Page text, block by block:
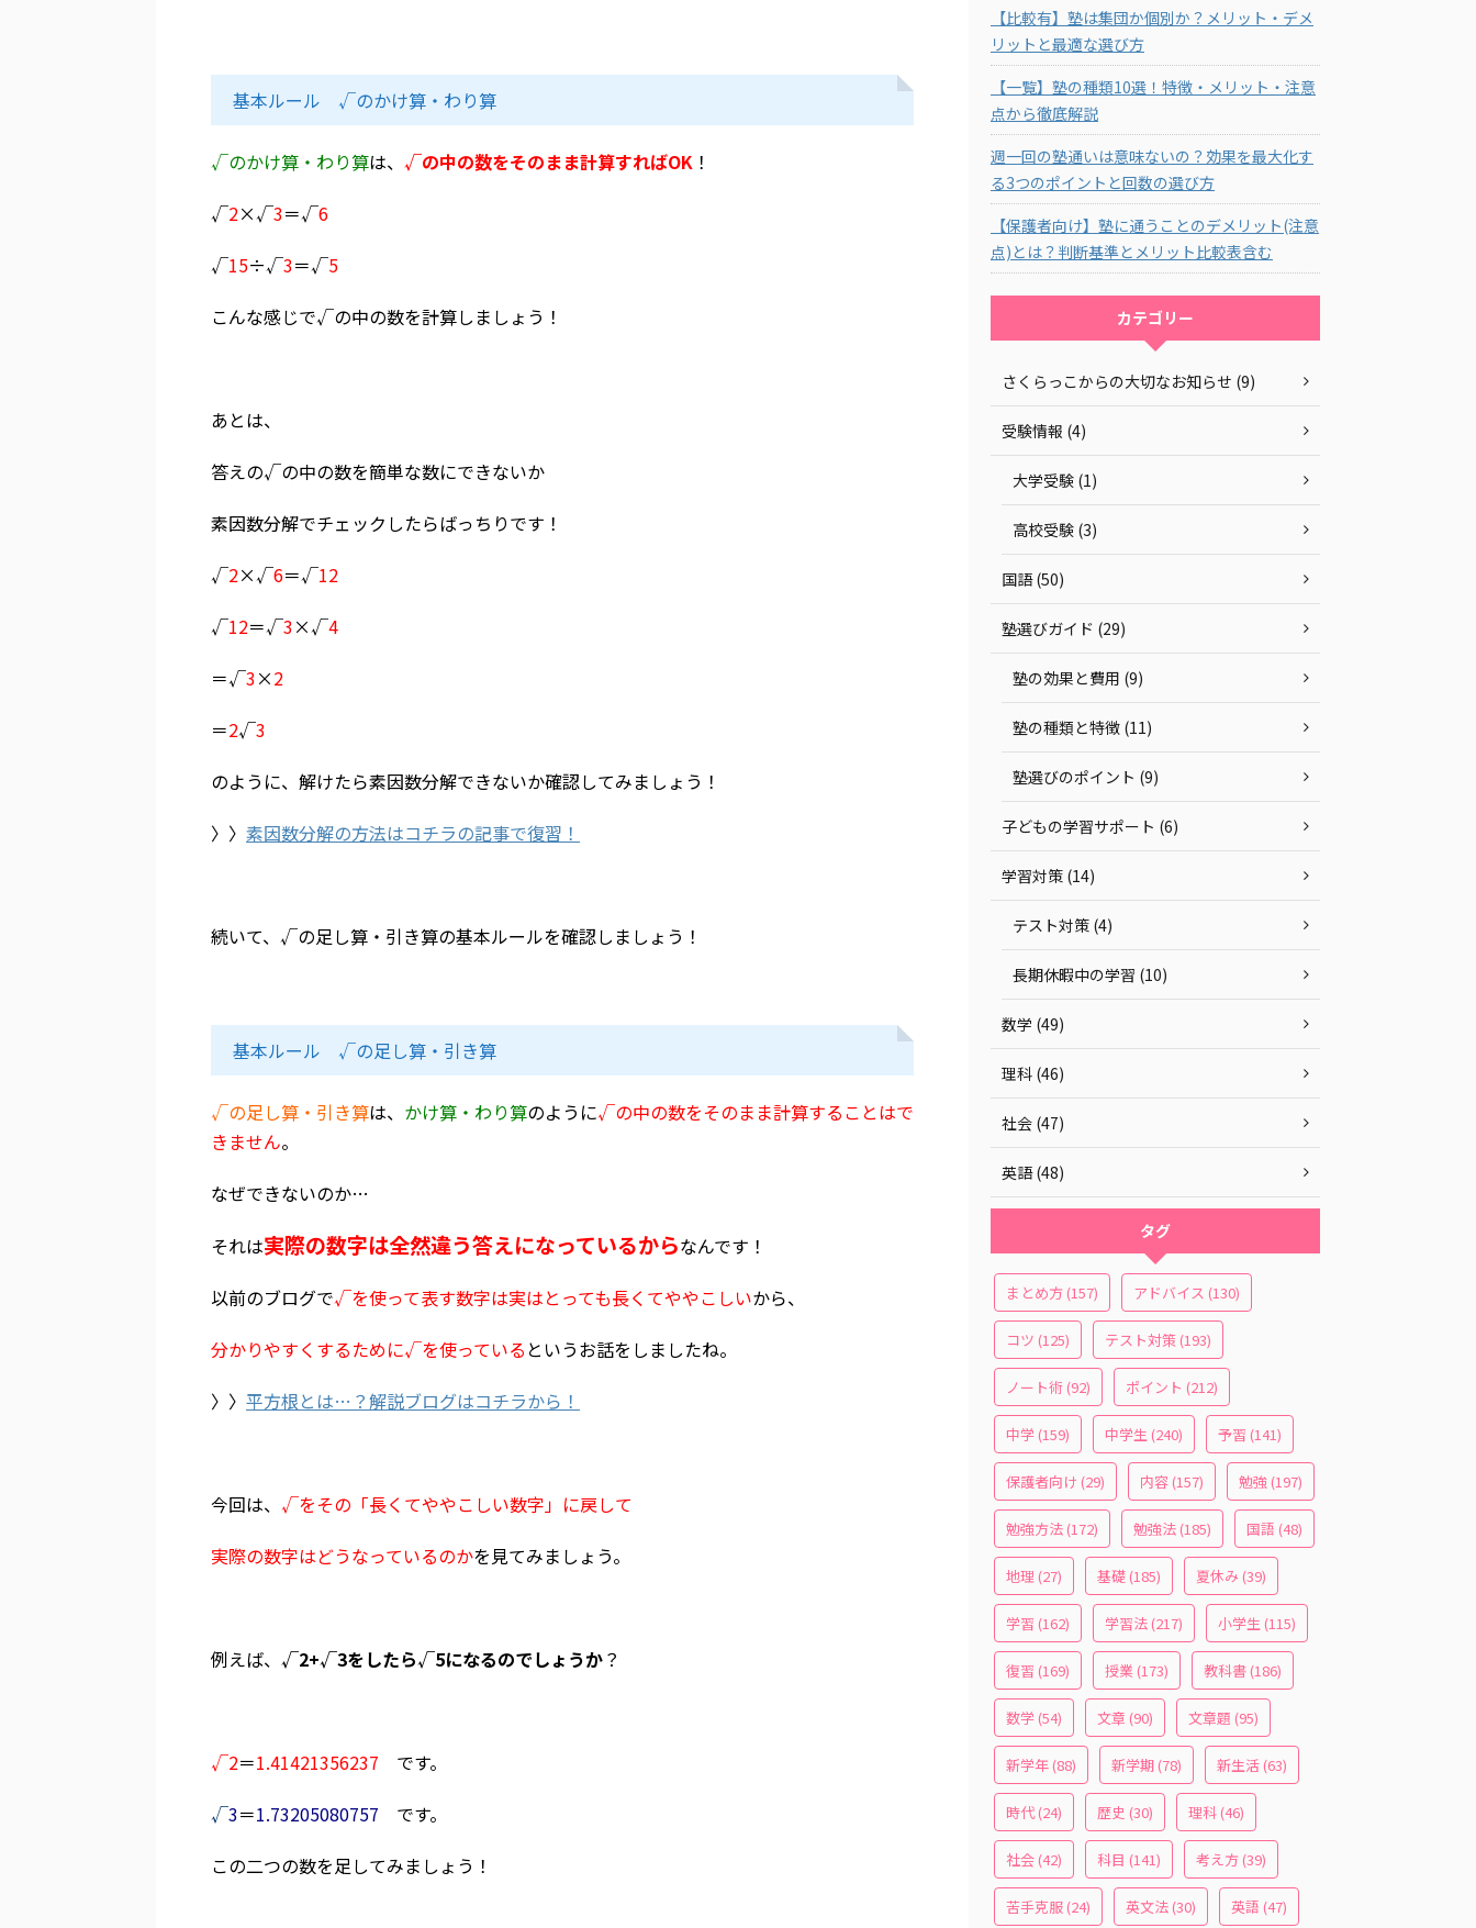
基本ルール √のかけ算・わり算
√のかけ算・わり算は、 √の中の数をそのまま計算すればOK ！
√2×√3＝√6
√15÷√3＝√5
こんな感じで√の中の数を計算しましょう！
あとは、
答えの√の中の数を簡単な数にできないか
素因数分解でチェックしたらばっちりです！
√2×√6＝√12
√12＝√3×√4
＝√3×2
＝2√3
のように、解けたら素因数分解できないか確認してみましょう！
〉〉 素因数分解の方法はコチラの記事で復習！
続いて、√の足し算・引き算の基本ルールを確認しましょう！
基本ルール √の足し算・引き算
√の足し算・引き算は、 かけ算・わり算のように√の中の数をそのまま計算することはで
きません。
なぜできないのか…
それは実際の数字は全然違う答えになっているからなんです！
以前のブログで√を使って表す数字は実はとっても長くてややこしいから、
分かりやすくするために√を使っている というお話をしましたね。
〉〉 平方根とは…？解説ブログはコチラから！
今回は、 √をその「長くてややこしい数字」に戻して
実際の数字はどうなっているのかを見てみましょう。
例えば、 √2+√3をしたら√5になるのでしょうか？
√2＝1.41421356237 です。
√3＝1.73205080757 です。
この二つの数を足してみましょう！
【比較有】塾は集団か個別か？メリット・デメ
リットと最適な選び方
【一覧】塾の種類10選！特徴・メリット・注意
点から徹底解説
週一回の塾通いは意味ないの？効果を最大化す
る3つのポイントと回数の選び方
【保護者向け】塾に通うことのデメリット(注意
点)とは？判断基準とメリット比較表含む
カテゴリー
さくらっこからの大切なお知らせ (9)
受験情報 (4)
大学受験 (1)
高校受験 (3)
国語 (50)
塾選びガイド (29)
塾の効果と費用 (9)
塾の種類と特徴 (11)
塾選びのポイント (9)
子どもの学習サポート (6)
学習対策 (14)
テスト対策 (4)
長期休暇中の学習 (10)
数学 (49)
理科 (46)
社会 (47)
英語 (48)
タグ
まとめ方(157) アドバイス (130)
コツ (125) テスト対策(193)
ノート術(92) ポイント (212)
中学(159) 中学生(240) 予習 (141)
保護者向け (29) 内容(157) 勉強(197)
勉強方法(172) 勉強法(185) 国語 (48)
地理(27) 基礎(185) 夏休み (39)
学習 (162) 学習法(217) 小学生(115)
復習 (169) 授業(173) 教科書(186)
数学(54) 文章 (90) 文章題 (95)
新学年(88) 新学期(78) 新生活(63)
時代(24) 歴史 (30) 理科(46)
社会(42) 科目 (141) 考え方(39)
苦手克服(24) 英文法(30) 英語 (47)